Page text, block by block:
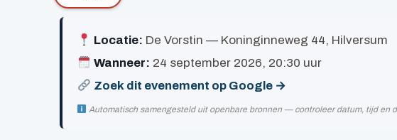
Locatie: De Vorstin — Koninginneweg 44, Hilversum
Wanneer: 24 september 2026, 20:30 uur
Zoek dit evenement op Google →
Automatisch samengesteld uit openbare bronnen — controleer datum, tijd en